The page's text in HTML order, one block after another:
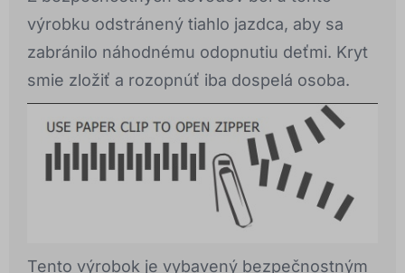
výrobku odstránený tiahlo jazdca, aby sa
zabránilo náhodnému odopnutiu deťmi. Kryt
smie zložiť a rozopnúť iba dospelá osoba.
Tento výrobok je vybavený bezpečnostným